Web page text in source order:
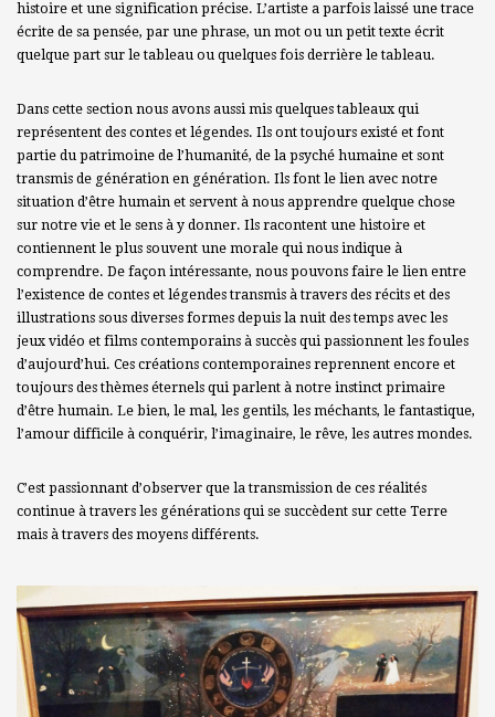
histoire et une signification précise. L’artiste a parfois laissé une trace
écrite de sa pensée, par une phrase, un mot ou un petit texte écrit
quelque part sur le tableau ou quelques fois derrière le tableau.
Dans cette section nous avons aussi mis quelques tableaux qui
représentent des contes et légendes. Ils ont toujours existé et font
partie du patrimoine de l’humanité, de la psyché humaine et sont
transmis de génération en génération. Ils font le lien avec notre
situation d’être humain et servent à nous apprendre quelque chose
sur notre vie et le sens à y donner. Ils racontent une histoire et
contiennent le plus souvent une morale qui nous indique à
comprendre. De façon intéressante, nous pouvons faire le lien entre
l’existence de contes et légendes transmis à travers des récits et des
illustrations sous diverses formes depuis la nuit des temps avec les
jeux vidéo et films contemporains à succès qui passionnent les foules
d’aujourd’hui. Ces créations contemporaines reprennent encore et
toujours des thèmes éternels qui parlent à notre instinct primaire
d’être humain. Le bien, le mal, les gentils, les méchants, le fantastique,
l’amour difficile à conquérir, l’imaginaire, le rêve, les autres mondes.
C’est passionnant d’observer que la transmission de ces réalités
continue à travers les générations qui se succèdent sur cette Terre
mais à travers des moyens différents.